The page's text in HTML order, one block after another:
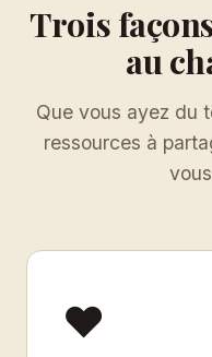
Trois
au
Que vous ayez du
ressources à
♥